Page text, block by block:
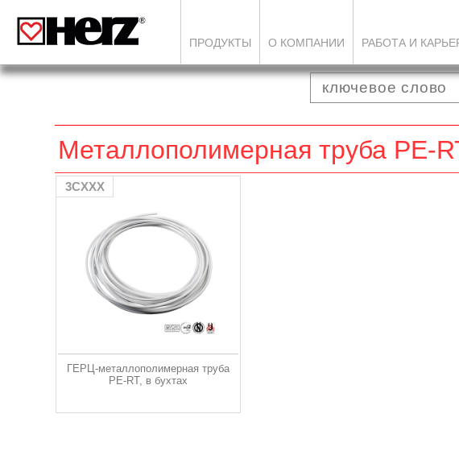
ПРОДУКТЫ О КОМПАНИИ РАБОТА И
Металлополимерная труба РЕ-
3CXXX
ГЕРЦ-металлополимерная труба
PE-RT, в бухтах